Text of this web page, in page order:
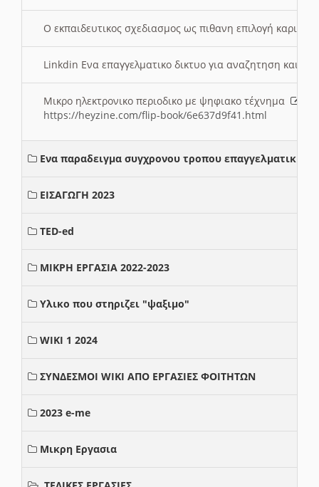
Ο εκπαιδευτικος σχεδιασμος ως πιθανη επιλογή
Linkdin Ενα επαγγελματικο δικτυο για αναζητηση και
Μικρο ηλεκτρονικο περιοδικο με ψηφιακο τέχνημα
https://heyzine.com/flip-book/6e637d9f41.html
Ενα παραδειγμα συγχρονου τροπου επαγγελματικης
ΕΙΣΑΓΩΓΗ 2023
TED-ed
ΜΙΚΡΗ ΕΡΓΑΣΙΑ 2022-2023
Υλικο που στηριζει "ψαξιμο"
WIKI 1 2024
ΣΥΝΔΕΣΜΟΙ WIKI ΑΠΟ ΕΡΓΑΣΙΕΣ ΦΟΙΤΗΤΩΝ
2023 e-me
Μικρη Εργασια